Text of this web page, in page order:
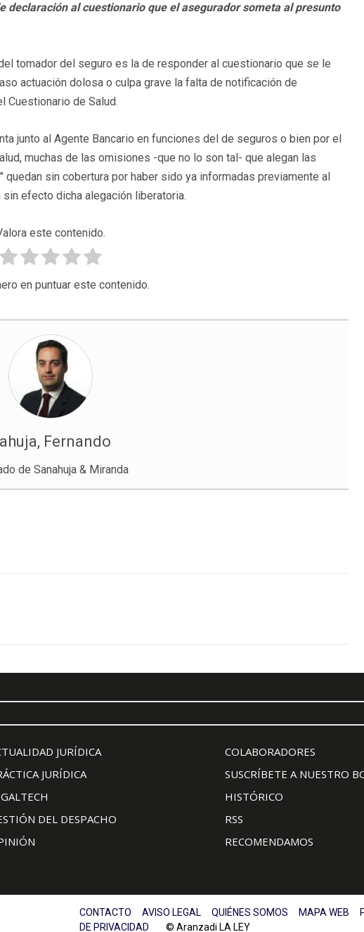
declaración al cuestionario que el asegurador someta al presunto
tomador del seguro es la de responder al cuestionario que se le
actuación dolosa o culpa grave la falta de notificación de
Cuestionario de Salud.
junto al Agente Bancario en funciones del de seguros o bien por el
muchas de las omisiones -que no lo son tal- que alegan las
sin cobertura por haber sido ya informadas previamente al
sin efecto dicha alegación liberatoria.
este contenido.
en puntuar este contenido.
Fernando
de Sanahuja & Miranda
JURÍDICA
JURÍDICA
DEL DESPACHO
COLABORADORES
SUSCRÍBETE A NUESTRO
HISTÓRICO
RSS
RECOMENDAMOS
CONTACTO AVISO LEGAL QUIÉNES SOMOS MAPA WEB
DE PRIVACIDAD © Aranzadi LA LEY